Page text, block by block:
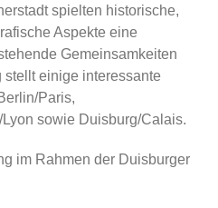
spielten historische,
Aspekte eine
Gemeinsamkeiten
stellt einige interessante
Paris,
sowie Duisburg/Calais.
im Rahmen der Duisburger